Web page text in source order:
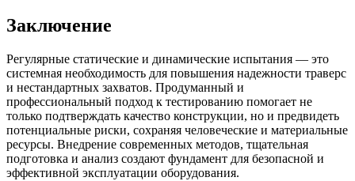
Заключение
Регулярные статические и динамические испытания — это
системная необходимость для повышения надежности траверс
и нестандартных захватов. Продуманный и
профессиональный подход к тестированию помогает не
только подтверждать качество конструкции, но и предвидеть
потенциальные риски, сохраняя человеческие и материальные
ресурсы. Внедрение современных методов, тщательная
подготовка и анализ создают фундамент для безопасной и
эффективной эксплуатации оборудования.